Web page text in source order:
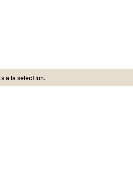
à la sélection.